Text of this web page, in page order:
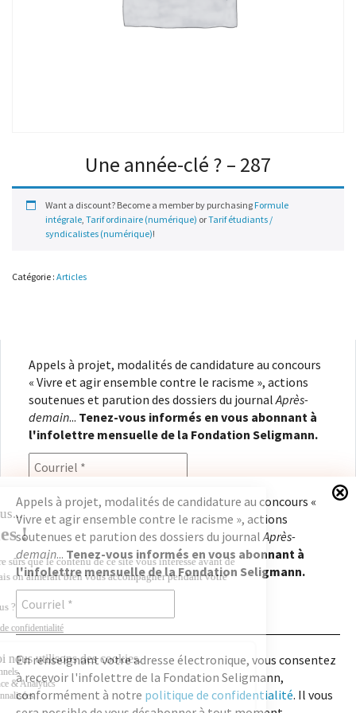
Une année-clé ? – 287
Want a discount? Become a member by purchasing Formule
intégrale, Tarif ordinaire (numérique) orTarif étudiants /
syndicalistes (numérique)!
Catégorie : Articles
Appels à projet, modalités de candidature au concours
« Vivre et agir ensemble contre le racisme », actions
soutenues et parution des dossiers du journalAprès-
demain... Tenez-vous informés en vous abonnant à
l'infolettre mensuelle de la Fondation Seligmann.
En renseignant votre adresse électronique, vous
consentez à recevoir l'infolettre de la Fondation
Seligmann, conformément à notrepolitique de
confidentialité. Il vous sera possible de vous
désabonner à tout moment.
Copyright © 2026Fondation Seligmann|Mentions légales|Crédits
Fondation Seligmann
Journal Après-demain
Appels à projet, modalités de candidature au concours «
Vivre et agir ensemble contre le racisme », actions
soutenues et parution des dossiers du journalAprès-
demain... Tenez-vous informés en vous abonnant à
l'infolettre mensuelle de la Fondation Seligmann.
En renseignant votre adresse électronique, vous consentez
à recevoir l'infolettre de la Fondation Seligmann,
conformément à notre politique de confidentialité. Il vous